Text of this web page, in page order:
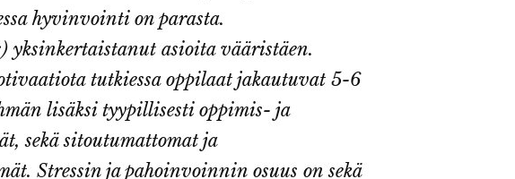
hyvinvointi on parasta.
yksinkertaistanut asioita vääristäen.
tutkiessa oppilaat jakautuvat 5-6
lisäksi tyypillisesti oppimis- ja
sekä sitoutumattomat ja
Stressin ja pahoinvoinnin osuus on sekä